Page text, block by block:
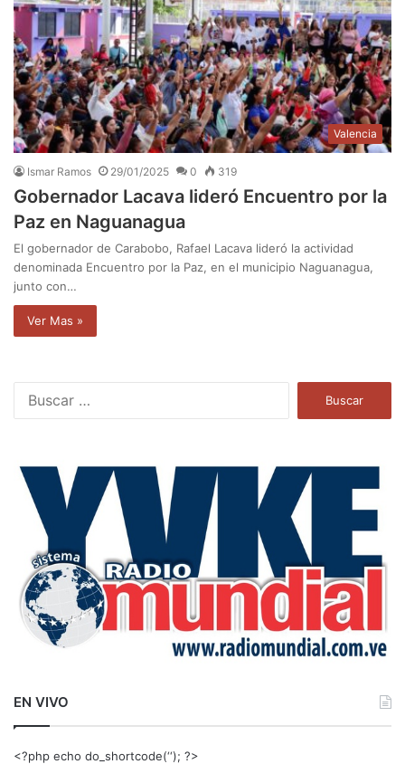
Valencia
Ismar Ramos 29/01/2025 0 319
Gobernador Lacava lideró Encuentro por la
Paz en Naguanagua
El gobernador de Carabobo, Rafael Lacava lideró la actividad
denominada Encuentro por la Paz, en el municipio Naguanagua,
junto con…
Ver Mas »
a
EN VIVO
<?php echo do_shortcode(‘‘); ?>